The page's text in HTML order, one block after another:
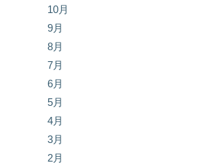
10月
9月
8月
7月
6月
5月
4月
3月
2月